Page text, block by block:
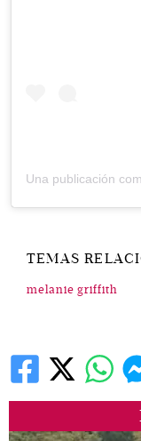
Una publicación
TEMAS
melanie griffith